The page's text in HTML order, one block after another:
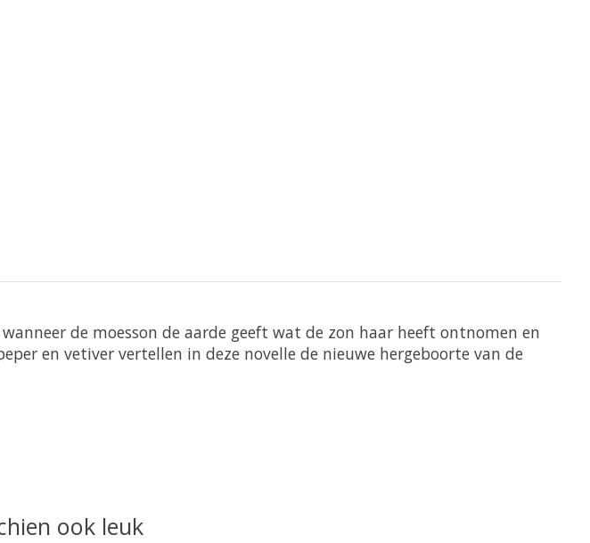
de moesson de aarde geeft wat de zon haar heeft ontnomen en
en vetiver vertellen in deze novelle de nieuwe hergeboorte van de
ook leuk